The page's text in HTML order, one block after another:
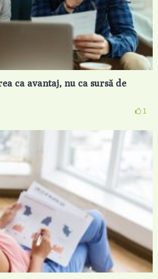
ca avantaj, nu ca sursă de
1